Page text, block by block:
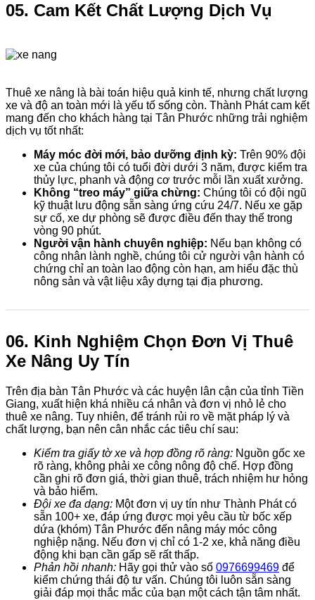
05. Cam Kết Chất Lượng Dịch Vụ
Thuê xe nâng là bài toán hiệu quả kinh tế, nhưng chất lượng
xe và độ an toàn mới là yếu tố sống còn. Thành Phát cam kết
mang đến cho khách hàng tại Tân Phước những trải nghiệm
dịch vụ tốt nhất:
Máy móc đời mới, bảo dưỡng định kỳ: Trên 90% đội
xe của chúng tôi có tuổi đời dưới 3 năm, được kiểm tra
thủy lực, phanh và động cơ trước mỗi lần xuất xưởng.
Không “treo máy” giữa chừng: Chúng tôi có đội ngũ
kỹ thuật lưu động sẵn sàng ứng cứu 24/7. Nếu xe gặp
sự cố, xe dự phòng sẽ được điều đến thay thế trong
vòng 90 phút.
Người vận hành chuyên nghiệp: Nếu bạn không có
công nhân lành nghề, chúng tôi cử người vận hành có
chứng chỉ an toàn lao động còn hạn, am hiểu đặc thù
nông sản và vật liệu xây dựng tại địa phương.
06. Kinh Nghiệm Chọn Đơn Vị Thuê
Xe Nâng Uy Tín
Trên địa bàn Tân Phước và các huyện lân cận của tỉnh Tiền
Giang, xuất hiện khá nhiều cá nhân và đơn vị nhỏ lẻ cho
thuê xe nâng. Tuy nhiên, để tránh rủi ro về mặt pháp lý và
chất lượng, bạn nên cân nhắc các tiêu chí sau:
Kiểm tra giấy tờ xe và hợp đồng rõ ràng: Nguồn gốc xe
rõ ràng, không phải xe công nông độ chế. Hợp đồng
cần ghi rõ đơn giá, thời gian thuê, trách nhiệm hư hỏng
và bảo hiểm.
Đội xe đa dạng: Một đơn vị uy tín như Thành Phát có
sẵn 100+ xe, đáp ứng được mọi yêu cầu từ bốc xếp
dứa (khóm) Tân Phước đến nâng máy móc công
nghiệp nặng. Nếu đơn vị chỉ có 1-2 xe, khả năng điều
động khi bạn cần gấp sẽ rất thấp.
Phản hồi nhanh: Hãy gọi thử vào số 0976699469 để
kiểm chứng thái độ tư vấn. Chúng tôi luôn sẵn sàng
giải đáp mọi thắc mắc của bạn một cách tận tâm nhất.